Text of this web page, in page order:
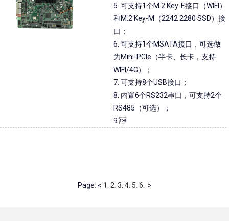
5. 可支持1个M.2 Key-E接口（WIFI）
和M.2 Key-M（2242 2280 SSD）接
口；
6. 可支持1个MSATA接口，可选做
为Mini-PCIe（半卡、长卡，支持
WIFI/4G）；
7. 可支持8个USB接口；
8. 内置6个RS232串口，可支持2个
RS485（可选）；
9.
Page: < 1. 2. 3. 4. 5. 6. >